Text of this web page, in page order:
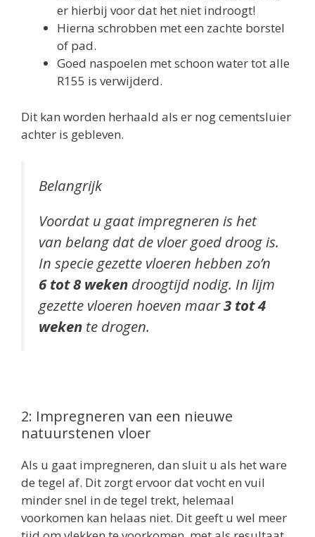
er hierbij voor dat het niet indroogt!
Hierna schrobben met een zachte borstel
of pad.
Goed naspoelen met schoon water tot alle
R155 is verwijderd.
Dit kan worden herhaald als er nog cementsluier
achter is gebleven.
Belangrijk
Voordat u gaat impregneren is het
van belang dat de vloer goed droog is.
In specie gezette vloeren hebben zo’n
6 tot 8 weken droogtijd nodig. In lijm
gezette vloeren hoeven maar3 tot 4
weken te drogen.
2: Impregneren van een nieuwe
natuurstenen vloer
Als u gaat impregneren, dan sluit u als het ware
de tegel af. Dit zorgt ervoor dat vocht en vuil
minder snel in de tegel trekt, helemaal
voorkomen kan helaas niet. Dit geeft u wel meer